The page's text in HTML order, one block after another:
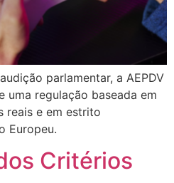
parlamentar, a AEPDV
uma regulação baseada em
reais e em estrito
Europeu.
Critérios